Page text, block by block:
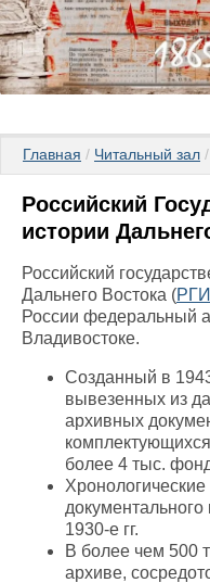
Главная / Читальный зал /
Российский
истории
Российский
Дальнего Востока (
России федеральный
Владивостоке.
Созданный в
вывезенных из
архивных
более 4 тыс.
1930-е гг.
В более чем 500
архиве,